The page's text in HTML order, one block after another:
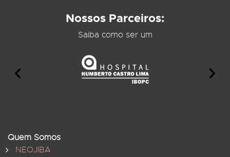
Nossos Parceiros:
Saiba como ser um
Quem Somos
NEOJIBA